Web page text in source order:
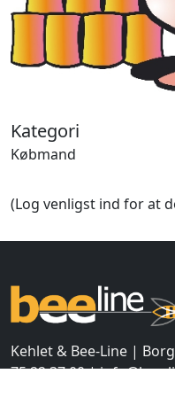
Halloween
Håndværk
Haven
Huse, bygninger
Kærlighed, bryllup
Kommunikation,
Landbrug
Lyd, billede
Mærkedage
Marked, kræmmere
Mennesker
Nationalflag,
Natur
Kategori
Købmand
(Log venligst ind for at
Kehlet & Bee-Line |
75 22 37 00 |info@bee-